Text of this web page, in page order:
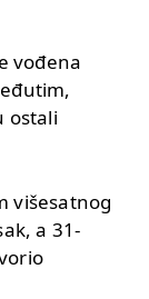
vođena
ostali
višesatnog
a 31-